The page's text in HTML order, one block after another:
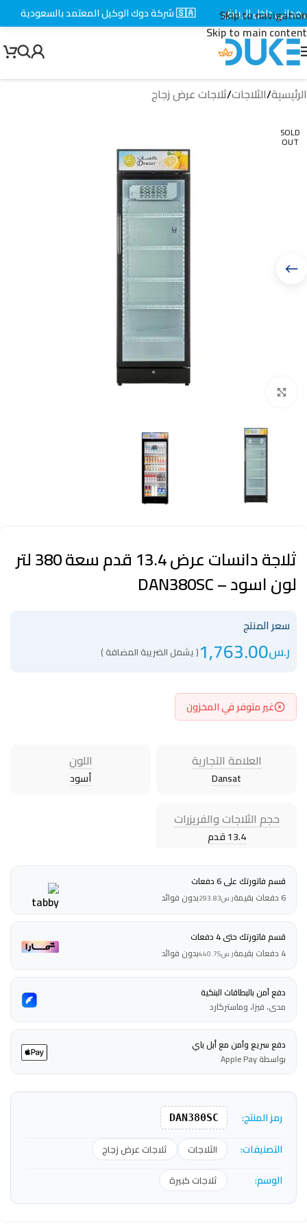
Skip to navigation
Skip to main content
الرئيسية/الثلاجات/ثلاجات عرض زجاج
SOLD
OUT
ثلاجة دانسات عرض 13.4 قدم سعة 380 لتر
لون اسود – DAN380SC
سعر المنتج
ر.س1,763.00( يشمل الضريبة المضافة )
غير متوفر في المخزون
العلامة التجارية
Dansat
اللون
أسود
حجم الثلاجات والفريزرات
13.4 قدم
قسم فاتورتك على 6 دفعات
6 دفعات بقيمة
ر.س293.83بدون فوائد
قسم فاتورتك حتى 4 دفعات
4 دفعات بقيمة
ر.س440.75بدون فوائد
دفع آمن بالبطاقات البنكية
مدى، فيزا، وماستركارد
دفع سريع وآمن مع أبل باي
بواسطة Apple Pay
رمز المنتج: DAN380SC
التصنيفات: الثلاجات ثلاجات عرض زجاج
الوسم: ثلاجات كبيرة
داخل الرياض 🇸🇦 شركة دوك الوكيل المعتمد بالسعودية